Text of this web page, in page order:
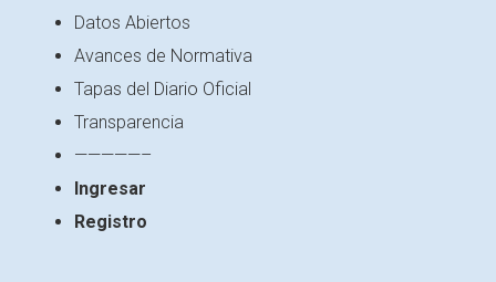
Datos Abiertos
Avances de Normativa
Tapas del Diario Oficial
Transparencia
—————–
Ingresar
Registro